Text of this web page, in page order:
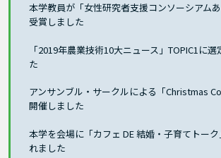
本学教員が「女性研究者支援コンソーシアム
受賞しました
「2019年農業技術10大ニュース」TOPIC1に
た
アンサンブル・サークルによる「Christmas
開催しました
本学を会場に「カフェ DE 結婚・子育てトー
れました